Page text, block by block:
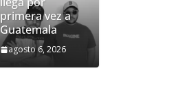
primera vez a
Guatemala
agosto 6, 2026